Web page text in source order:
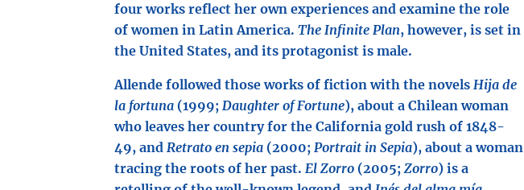
four works reflect her own experiences and examine the role
of women in Latin America. The Infinite Plan, however, is set in
the United States, and its protagonist is male.
Allende followed those works of fiction with the novels Hija de
la fortuna (1999; Daughter of Fortune), about a Chilean woman
who leaves her country for the California gold rush of 1848-
49, and Retrato en sepia (2000; Portrait in Sepia), about a woman
tracing the roots of her past. El Zorro (2005;Zorro) is a